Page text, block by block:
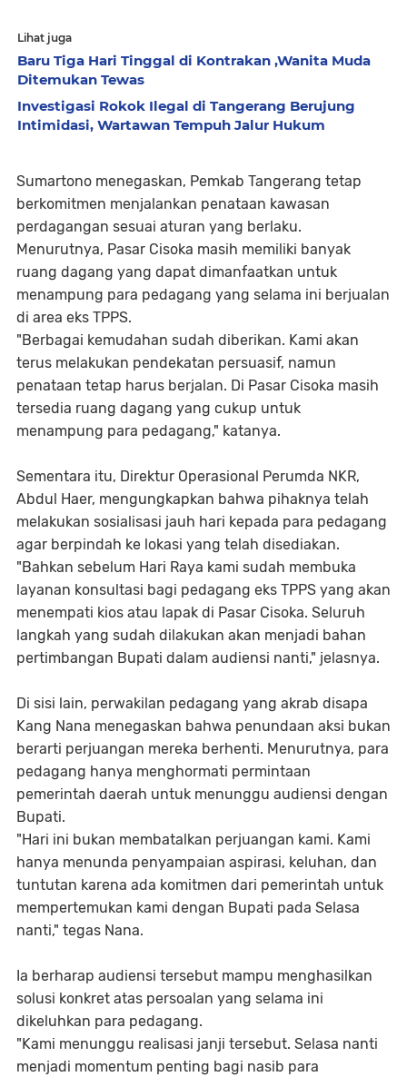
Lihat juga
Baru Tiga Hari Tinggal di Kontrakan ,Wanita Muda
Ditemukan Tewas
Investigasi Rokok Ilegal di Tangerang Berujung
Intimidasi, Wartawan Tempuh Jalur Hukum
Sumartono menegaskan, Pemkab Tangerang tetap
berkomitmen menjalankan penataan kawasan
perdagangan sesuai aturan yang berlaku.
Menurutnya, Pasar Cisoka masih memiliki banyak
ruang dagang yang dapat dimanfaatkan untuk
menampung para pedagang yang selama ini berjualan
di area eks TPPS.
"Berbagai kemudahan sudah diberikan. Kami akan
terus melakukan pendekatan persuasif, namun
penataan tetap harus berjalan. Di Pasar Cisoka masih
tersedia ruang dagang yang cukup untuk
menampung para pedagang," katanya.
Sementara itu, Direktur Operasional Perumda NKR,
Abdul Haer, mengungkapkan bahwa pihaknya telah
melakukan sosialisasi jauh hari kepada para pedagang
agar berpindah ke lokasi yang telah disediakan.
"Bahkan sebelum Hari Raya kami sudah membuka
layanan konsultasi bagi pedagang eks TPPS yang akan
menempati kios atau lapak di Pasar Cisoka. Seluruh
langkah yang sudah dilakukan akan menjadi bahan
pertimbangan Bupati dalam audiensi nanti," jelasnya.
Di sisi lain, perwakilan pedagang yang akrab disapa
Kang Nana menegaskan bahwa penundaan aksi bukan
berarti perjuangan mereka berhenti. Menurutnya, para
pedagang hanya menghormati permintaan
pemerintah daerah untuk menunggu audiensi dengan
Bupati.
"Hari ini bukan membatalkan perjuangan kami. Kami
hanya menunda penyampaian aspirasi, keluhan, dan
tuntutan karena ada komitmen dari pemerintah untuk
mempertemukan kami dengan Bupati pada Selasa
nanti," tegas Nana.
Ia berharap audiensi tersebut mampu menghasilkan
solusi konkret atas persoalan yang selama ini
dikeluhkan para pedagang.
"Kami menunggu realisasi janji tersebut. Selasa nanti
menjadi momentum penting bagi nasib para